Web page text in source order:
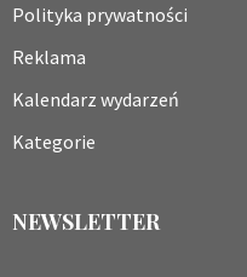
Polityka prywatności
Reklama
Kalendarz wydarzeń
Kategorie
NEWSLETTER